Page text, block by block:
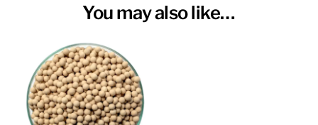
You may also like…